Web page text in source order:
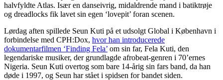
halvfyldte Atlas. Især en danseivrig, midaldrende mand i batiktrøje
og dreadlocks fik lavet sin egen ‘lovepit’ foran scenen.
Lørdag aften spillede Seun Kuti på et udsolgt Global i København i
forbindelse med CPH:Dox, hvor han introducerede
dokumentarfilmen ‘Finding Fela’ om sin far, Fela Kuti, den
legendariske musiker, der grundlagde afrobeat-genren i 70’ernes
Nigeria. Seun Kuti overtog som bare 14-årig sin fars band, da han
døde i 1997, og Seun har stået i spidsen for bandet siden.